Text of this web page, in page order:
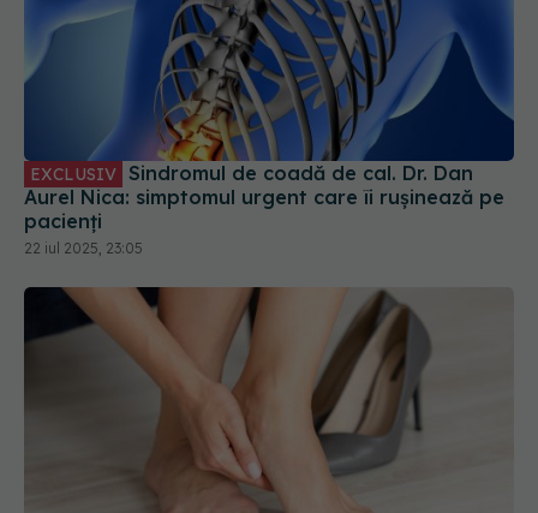
Aurel Nica: simptomul urgent care îi rușinează pe
pacienți
22 iul 2025, 23:05